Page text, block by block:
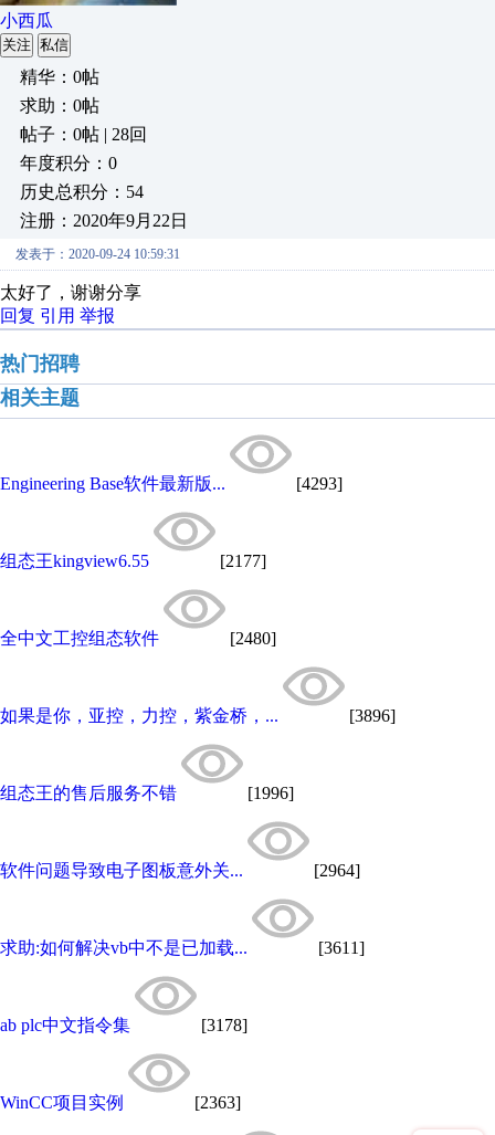
小西瓜
关注 私信
精华：0帖
求助：0帖
帖子：0帖 | 28回
年度积分：0
历史总积分：54
注册：2020年9月22日
发表于：2020-09-24 10:59:31
太好了，谢谢分享
回复 引用 举报
热门招聘
相关主题
Engineering Base软件最新版... [4293]
组态王kingview6.55 [2177]
全中文工控组态软件 [2480]
如果是你，亚控，力控，紫金桥，... [3896]
组态王的售后服务不错 [1996]
软件问题导致电子图板意外关... [2964]
求助:如何解决vb中不是已加载... [3611]
ab plc中文指令集 [3178]
WinCC项目实例 [2363]